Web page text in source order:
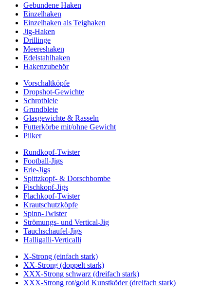
Gebundene Haken
Einzelhaken
Einzelhaken als Teighaken
Jig-Haken
Drillinge
Meereshaken
Edelstahlhaken
Hakenzubehör
Vorschaltköpfe
Dropshot-Gewichte
Schrotbleie
Grundbleie
Glasgewichte & Rasseln
Futterkörbe mit/ohne Gewicht
Pilker
Rundkopf-Twister
Football-Jigs
Erie-Jigs
Spittzkopf- & Dorschbombe
Fischkopf-Jigs
Flachkopf-Twister
Krautschutzköpfe
Spinn-Twister
Strömungs- und Vertical-Jig
Tauchschaufel-Jigs
Halligalli-Verticalli
X-Strong (einfach stark)
XX-Strong (doppelt stark)
XXX-Strong schwarz (dreifach stark)
XXX-Strong rot/gold Kunstköder (dreifach stark)